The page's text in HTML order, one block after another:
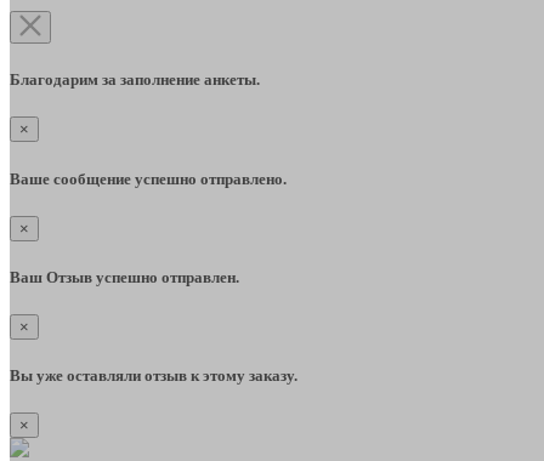
Благодарим за заполнение анкеты.
×
Ваше сообщение успешно отправлено.
×
Ваш Отзыв успешно отправлен.
×
Вы уже оставляли отзыв к этому заказу.
×